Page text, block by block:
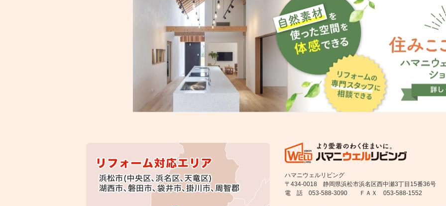
ハマニウェルリビング
〒434-0018 静岡県浜松市浜名区西中瀬3丁目15番36号
電 話 053-588-3090 ＦＡＸ 053-588-1552